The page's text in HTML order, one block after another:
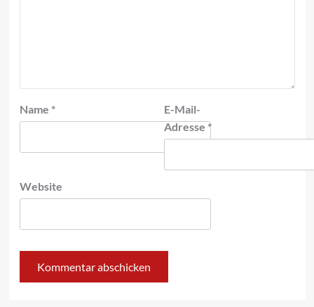
Name *
E-Mail-
Adresse*
Website